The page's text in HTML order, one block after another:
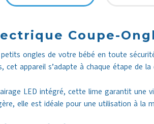
Coupe-
ongles de votre bébé en toute
cet appareil s’adapte à chaque étape de
LED intégré, cette lime garantit une
elle est idéale pour une utilisation à la